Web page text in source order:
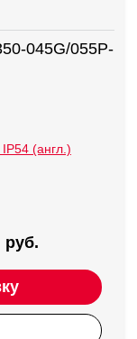
045G/055P-
(англ.)
руб.